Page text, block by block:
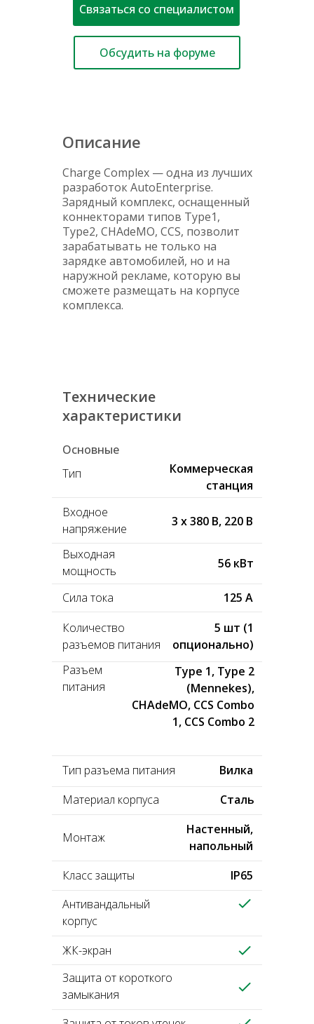
Связаться со специалистом
Обсудить на форуме
Charge Complex — одна из лучших
разработок AutoEnterprise.
Зарядный комплекс, оснащенный
коннекторами типов Type1,
Type2, CHAdeMO, CCS, позволит
зарабатывать не только на
зарядке автомобилей, но и на
наружной рекламе, которую вы
сможете размещать на корпусе
комплекса.
Описание
Технические
характеристики
Основные
Тип
Входное
напряжение
Выходная
мощность
Сила тока
Коммерческая
станция
3 x 380 В, 220 В
56 кВт
125 А
Количество
разъемов питания
Разъем
питания
Тип разъема питания
Материал корпуса
5 шт (1
опционально)
Type 1, Type 2
(Mennekes),
CHAdeMO, CCS Combo
1, CCS Combo 2
Вилка
Сталь
Монтаж
Класс защиты
Антивандальный
корпус
Настенный,
напольный
IP65
ЖК-экран
Защита от короткого
замыкания